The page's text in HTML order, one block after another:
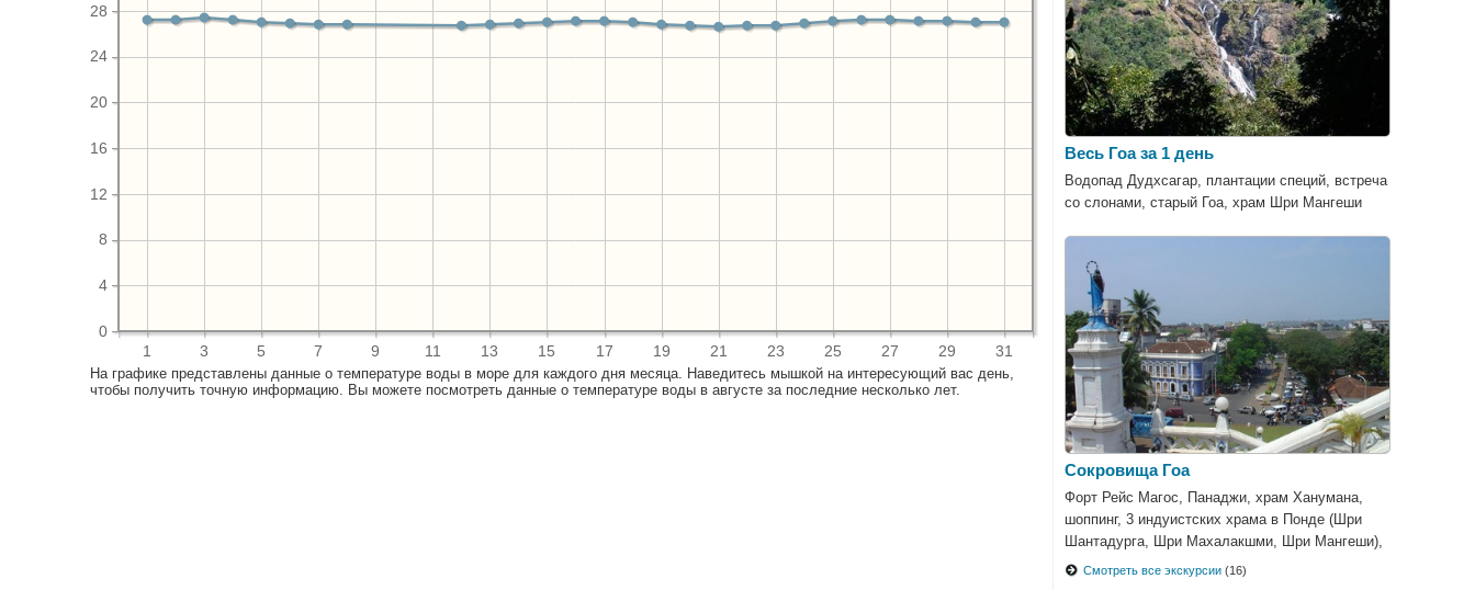
1 3 5 7 9 11 13 15 17 19 21 23 25 27 29 31
0
4
8
12
16
20
24
28
На графике представлены данные о температуре воды в море для каждого дня месяца. Наведитесь мышкой на интересующий вас день,
чтобы получить точную информацию. Вы можете посмотреть данные о температуре воды в августе за последние несколько лет.
Весь Гоа за 1 день
Водопад Дудхсагар, плантации специй, встреча
со слонами, старый Гоа, храм Шри Мангеши
Сокровища Гоа
Форт Рейс Магос, Панаджи, храм Ханумана,
шоппинг, 3 индуистских храма в Понде (Шри
Шантадурга, Шри Махалакшми, Шри Мангеши),
круиз по реке Мандови
Смотреть все экскурсии (16)